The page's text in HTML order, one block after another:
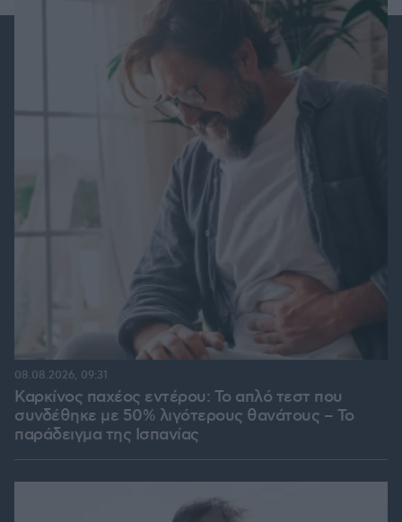
Καρκίνος παχέος εντέρου: Το απλό τεστ που
συνδέθηκε με 50% λιγότερους θανάτους – Το
παράδειγμα της Ισπανίας
08.08.2026, 09:31